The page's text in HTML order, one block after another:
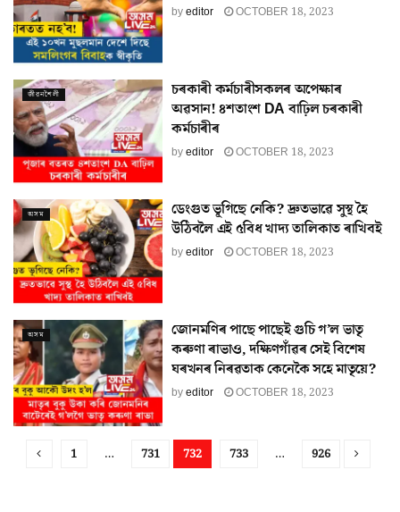
byeditor OCTOBER 18, 2023
জীৱনশৈলী
চৰকাৰী কৰ্মচাৰীসকলৰ অপেক্ষাৰ
অৱসান! ৪শতাংশ DA বাঢ়িল চৰকাৰী
কৰ্মচাৰীৰ
byeditor OCTOBER 18, 2023
অসম
ডেংগুত ভূগিছে নেকি? দ্ৰুতভাৱে সুস্থ হৈ
উঠিবলৈ এই ৫বিধ খাদ্য তালিকাত ৰাখিবই
byeditor OCTOBER 18, 2023
অসম
জোনমণিৰ পাছে পাছেই গুচি গ’ল ভাতৃ
কৰুণা ৰাভাও, দক্ষিণগাঁৱৰ সেই বিশেষ
ঘৰখনৰ নিৰৱতাক কেনেকৈ সহে মাতৃয়ে?
byeditor OCTOBER 18, 2023
1 … 731 732 733 … 926